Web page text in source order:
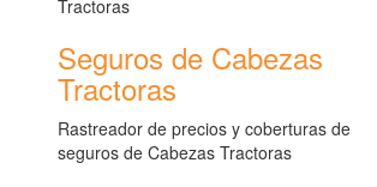
Seguros de Cabezas
Tractoras
Rastreador de precios y coberturas de
seguros de Cabezas Tractoras